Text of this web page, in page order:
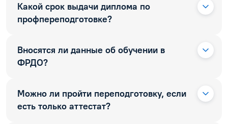
Какой срок выдачи диплома по
профпереподготовке?
Вносятся ли данные об обучении в
ФРДО?
Можно ли пройти переподготовку, если
есть только аттестат?